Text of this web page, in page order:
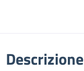
Descrizione